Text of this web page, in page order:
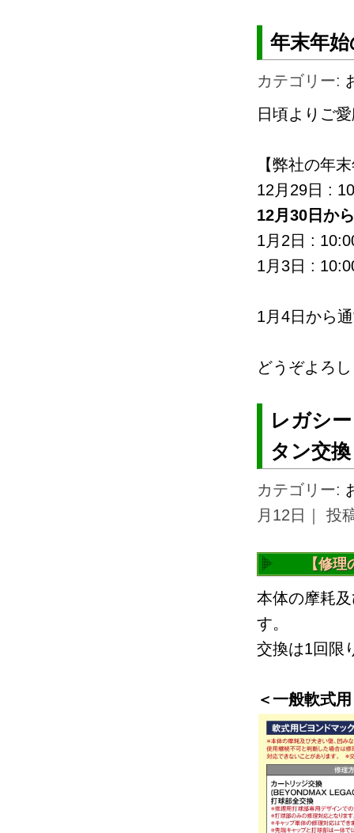
年末年
カテゴリー:
日頃よりご
【弊社の年
12月29日 :
12月30日か
1月2日 :
1月3日 :
1月4日から
どうぞよろ
レガシ
タン交
カテゴリー:
月12日｜ 投
【修
本体の摩耗
す。
交換は1回限
＜一般軟式